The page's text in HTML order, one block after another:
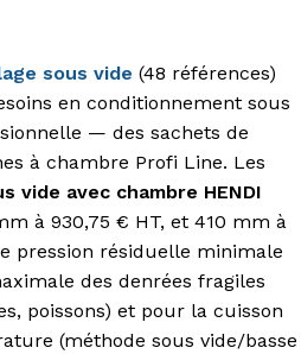
sous vide (48 références)
en conditionnement sous
— des sachets de
à chambre Profi Line. Les
vide avec chambre HENDI
à 930,75 € HT, et 410 mm à
pression résiduelle minimale
des denrées fragiles
poissons) et pour la cuisson
(méthode sous vide/basse